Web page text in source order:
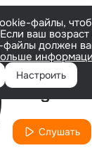
файлы,
ваш возраст
файлы должен
Настроить
Исполнитель
Sergio
Слушать